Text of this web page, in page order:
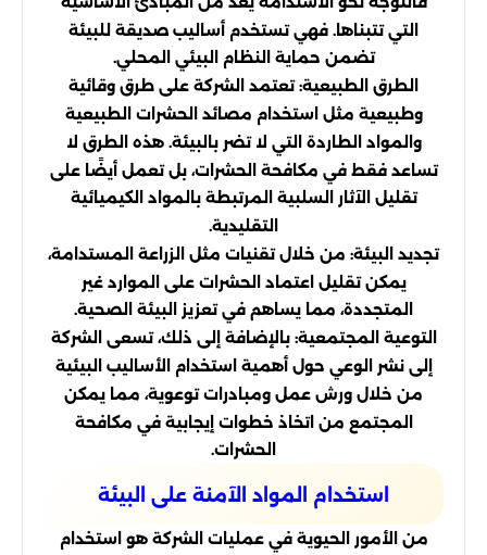
التي تتبناها. فهي تستخدم أساليب صديقة للبيئة
تضمن حماية النظام البيئي المحلي.
الطرق الطبيعية: تعتمد الشركة على طرق وقائية
وطبيعية مثل استخدام مصائد الحشرات الطبيعية
والمواد الطاردة التي لا تضر بالبيئة. هذه الطرق لا
تساعد فقط في مكافحة الحشرات، بل تعمل أيضًا على
تقليل الآثار السلبية المرتبطة بالمواد الكيميائية
التقليدية.
تجديد البيئة: من خلال تقنيات مثل الزراعة المستدامة،
يمكن تقليل اعتماد الحشرات على الموارد غير
المتجددة، مما يساهم في تعزيز البيئة الصحية.
التوعية المجتمعية: بالإضافة إلى ذلك، تسعى الشركة
إلى نشر الوعي حول أهمية استخدام الأساليب البيئية
من خلال ورش عمل ومبادرات توعوية، مما يمكن
المجتمع من اتخاذ خطوات إيجابية في مكافحة
الحشرات.
استخدام المواد الآمنة على البيئة
من الأمور الحيوية في عمليات الشركة هو استخدام